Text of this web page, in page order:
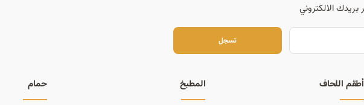
الالكتروني
تسجل
تسجل أطقم اللحاف المطبخ حمام